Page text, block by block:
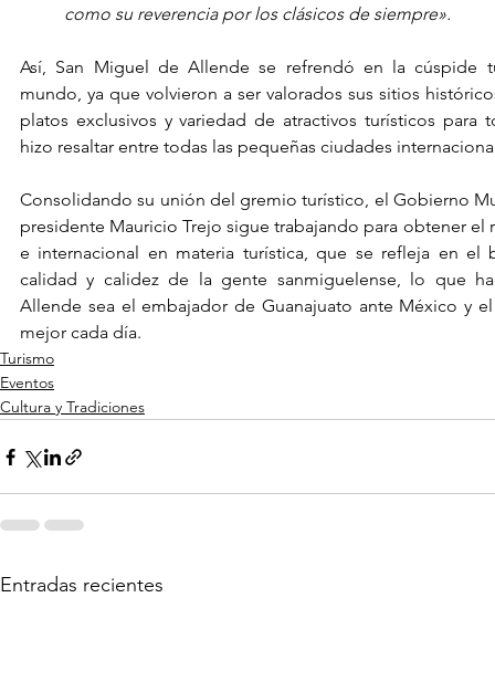
como su reverencia por los clásicos de siempre».
Así, San Miguel de Allende se refrendó en la cúspide
mundo, ya que volvieron a ser valorados sus sitios
platos exclusivos y variedad de atractivos turísticos para
hizo resaltar entre todas las pequeñas ciudades
Consolidando su unión del gremio turístico, el Gobierno
presidente Mauricio Trejo sigue trabajando para obtener
e internacional en materia turística, que se refleja en el
calidad y calidez de la gente sanmiguelense, lo que
Allende sea el embajador de Guanajuato ante México y
mejor cada día.
Turismo
Eventos
Cultura y Tradiciones
Entradas recientes